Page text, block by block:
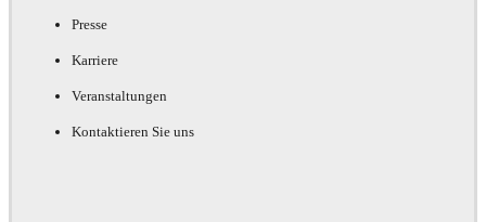
Presse
Karriere
Veranstaltungen
Kontaktieren Sie uns